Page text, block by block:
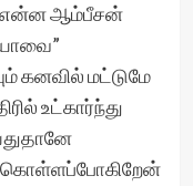
என்ன ஆம்பீசன்
கனவில் மட்டுமே
உட்கார்ந்து